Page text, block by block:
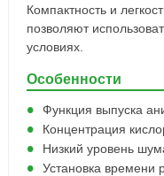
Компактность и
позволяют
условиях.
Особенности
Функция выпуска
Концентрация
Низкий уровень
Установка времени